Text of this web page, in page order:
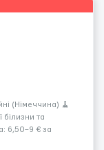
(Німеччина) 🧹
білизни та
6,50–9 € за